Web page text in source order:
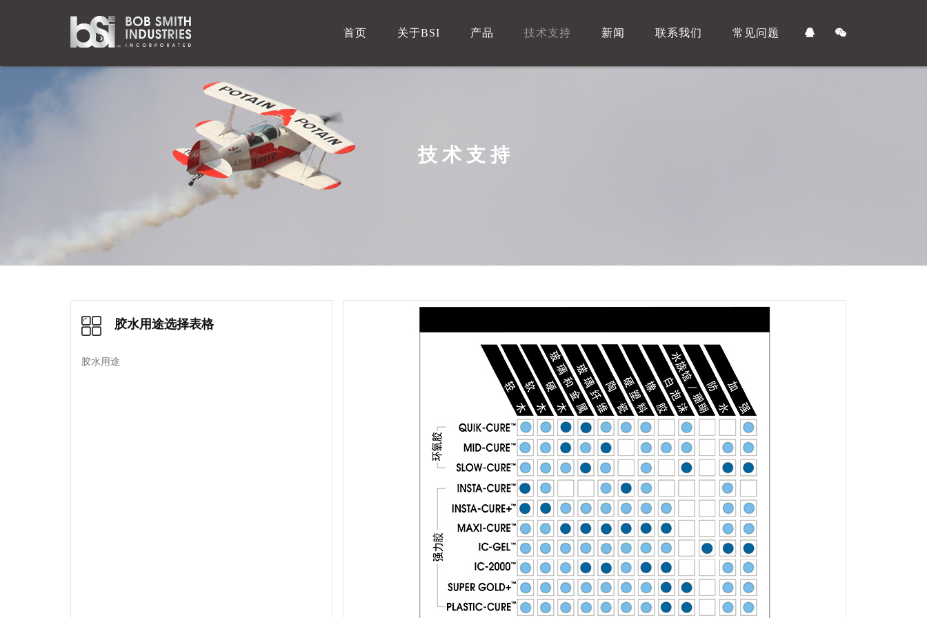
首页 关于BSI 产品 技术支持 新闻 联系我们 常见问题
技术支持
胶水用途选择表格
胶水用途